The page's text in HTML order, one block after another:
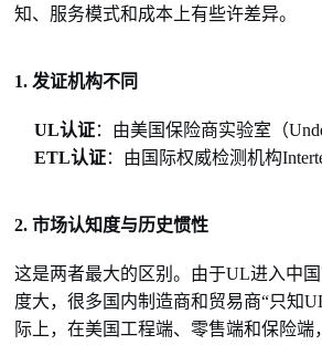
知、服务模式和成本上有些许差异。
1. 发证机构不同
UL认证：由美国保险商实验室（
ETL认证：由国际权威检测机构
2. 市场认知度与历史惯性
这是两者最大的区别。由于UL进入中
度大，很多国内制造商和贸易商“只知
际上，在美国工程端、零售端和保险端